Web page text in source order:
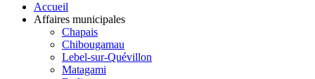
Accueil
Affaires municipales
Chapais
Chibougamau
Lebel-sur-Quévillon
Matagami